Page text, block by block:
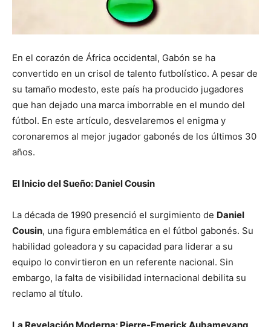
En el corazón de África occidental, Gabón se ha
convertido en un crisol de talento futbolístico. A pesar de
su tamaño modesto, este país ha producido jugadores
que han dejado una marca imborrable en el mundo del
fútbol. En este artículo, desvelaremos el enigma y
coronaremos al mejor jugador gabonés de los últimos 30
años.
El Inicio del Sueño: Daniel Cousin
La década de 1990 presenció el surgimiento de Daniel
Cousin, una figura emblemática en el fútbol gabonés. Su
habilidad goleadora y su capacidad para liderar a su
equipo lo convirtieron en un referente nacional. Sin
embargo, la falta de visibilidad internacional debilita su
reclamo al título.